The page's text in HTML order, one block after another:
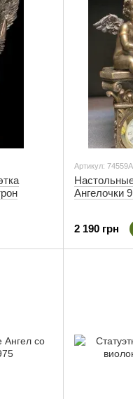
Артикул:
Ангелочки
2 190 грн